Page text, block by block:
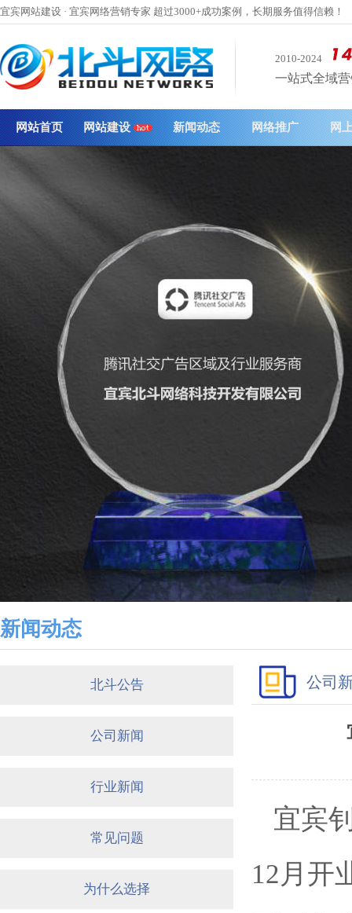
宜宾网站建设 · 宜宾网络营销专家 超过3000+成功案例，长期服务值得信赖！
2010-2024
一站式全域营
网站首页 网站建设 新闻动态 网络推广 网
新闻动态
北斗公告
公司新闻
行业新闻
常见问题
为什么选择
公司
宜宾
12月开